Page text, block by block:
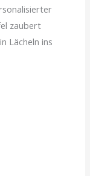
zaubert
Lächeln ins